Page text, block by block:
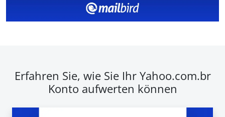
Erfahren Sie, wie Sie Ihr Yahoo.com.br
Konto aufwerten können